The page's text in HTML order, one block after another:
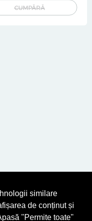
similare
de conținut și
"Permite toate"
CUMPĂRĂ